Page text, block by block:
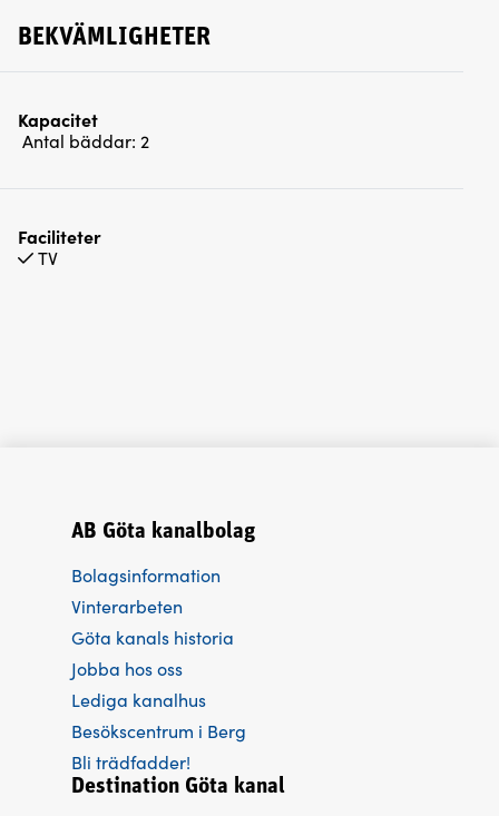
BEKVÄMLIGHETER
Kapacitet
Antal bäddar: 2
Faciliteter
TV
AB Göta kanalbolag
Bolagsinformation
Vinterarbeten
Göta kanals historia
Jobba hos oss
Lediga kanalhus
Besökscentrum i Berg
Bli trädfadder!
Destination Göta kanal